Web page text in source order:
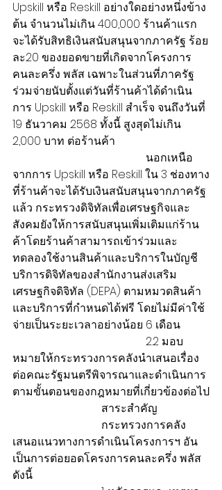
Upskill หรือ Reskill อย่างใดอย่างหนึ่งข้าง
ต้น จำนวนไม่เกิน 400,000 ร้านค้าแรก
จะได้รับสิทธิเงินสนับสนุนจากภาครัฐ ร้อย
ละ20 ของยอดขายที่เกิดจากโครงการ
คนละครึ่ง พลัส เฉพาะในส่วนที่ภาครัฐ
ร่วมจ่ายนับตั้งแต่วันที่ร้านค้าได้ดำเนิน
การ Upskill หรือ Reskill สำเร็จ จนถึงวันที่
19 ธันวาคม 2568 ทั้งนี้ สูงสุดไม่เกิน
2,000 บาท ต่อร้านค้า
นอกเหนือ
จากการ Upskill หรือ Reskill ใน 3 ช่องทาง
ที่ร้านค้าจะได้รับเงินสนับสนุนจากภาครัฐ
แล้ว กระทรวงดิจิทัลเพื่อเศรษฐกิจและ
สังคมยังให้การสนับสนุนเพิ่มเติมแก่ร้าน
ค้าโดยร้านค้าสามารถเข้าร่วมและ
ทดลองใช้งานสินค้าและบริการในบัญชี
บริการดิจิทัลของสำนักงานส่งเสริม
เศรษฐกิจดิจิทัล (DEPA) ตามหมวดสินค้า
และบริการที่กำหนดได้ฟรี โดยไม่มีค่าใช้
จ่ายเป็นระยะเวลาอย่างน้อย 6 เดือน
2.2 มอบ
หมายให้กระทรวงการคลังนำเสนอเรื่อง
ต่อคณะรัฐมนตรีพิจารณาและดำเนินการ
ตามขั้นตอนของกฎหมายที่เกี่ยวข้องต่อไป
สาระสำคัญ
กระทรวงการคลัง
เสนอแนวทางการดำเนินโครงการฯ อัน
เป็นการต่อยอดโครงการคนละครึ่ง พลัส
ดังนี้